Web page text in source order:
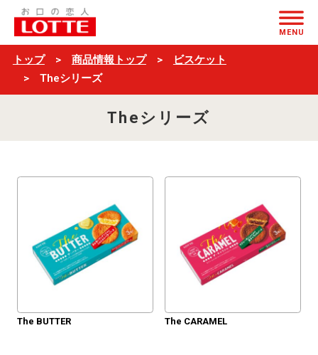
$ブ
ラ
ン
名
一
覧
MENU
トップ 商品情報トップ
ビスケット
Theシリーズ
Theシリーズ
The BUTTER The CARAMEL